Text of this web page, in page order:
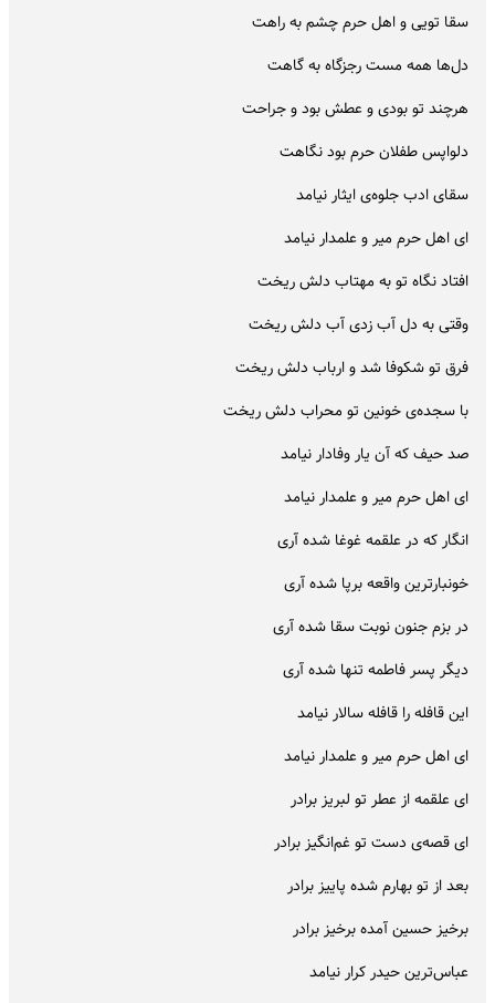
سقا تویی و اهل حرم چشم به راهت
دل‌ها همه مست رجزگاه به گاهت
هرچند تو بودی و عطش بود و جراحت
دلواپس طفلان حرم بود نگاهت
سقای ادب جلوه‌ی ایثار نیامد
ای اهل حرم میر و علمدار نیامد
افتاد نگاه تو به مهتاب دلش ریخت
وقتی به دل آب زدی آب دلش ریخت
فرق تو شکوفا شد و ارباب دلش ریخت
با سجده‌ی خونین تو محراب دلش ریخت
صد حیف که آن یار وفادار نیامد
ای اهل حرم میر و علمدار نیامد
انگار که در علقمه غوغا شده آری
خونبارترین واقعه برپا شده آری
در بزم جنون نوبت سقا شده آری
دیگر پسر فاطمه تنها شده آری
این قافله را قافله سالار نیامد
ای اهل حرم میر و علمدار نیامد
ای علقمه از عطر تو لبریز برادر
ای قصه‌ی دست تو غم‌انگیز برادر
بعد از تو بهارم شده پاییز برادر
برخیز حسین آمده برخیز برادر
عباس‌ترین حیدر کرار نیامد